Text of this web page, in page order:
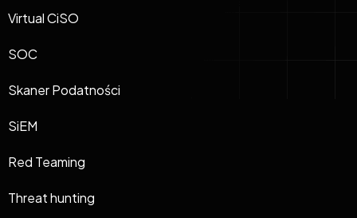
Virtual CiSO
SOC
Skaner Podatności
SiEM
Red Teaming
Threat hunting